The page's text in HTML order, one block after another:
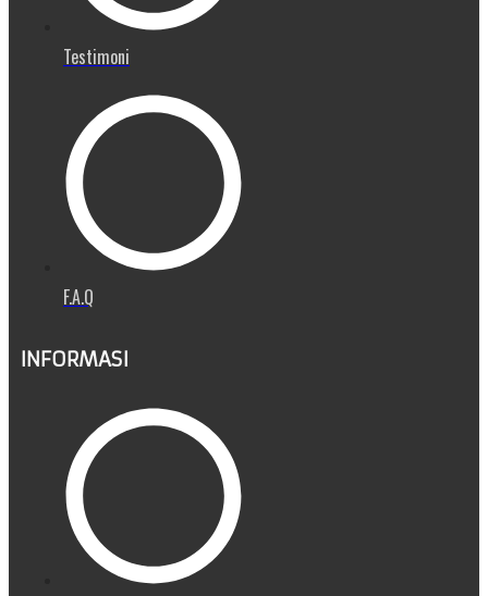
Testimoni
F.A.Q
INFORMASI